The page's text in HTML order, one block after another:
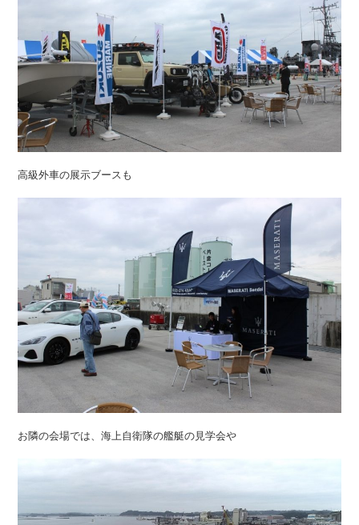
高級外車の展示ブースも
お隣の会場では、海上自衛隊の艦艇の見学会や